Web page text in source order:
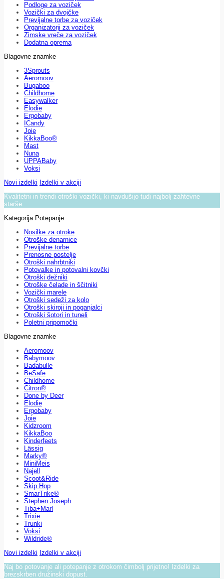
Podloge za voziček
Vozički za dvojčke
Previjalne torbe za voziček
Organizatorji za voziček
Zimske vreče za voziček
Dodatna oprema
Blagovne znamke
3Sprouts
Aeromoov
Bugaboo
Childhome
Easywalker
Elodie
Ergobaby
ICandy
Joie
KikkaBoo®
Mast
Nuna
UPPABaby
Voksi
Novi izdelki Izdelki v akciji
Kvalitetni in trendi otroški vozički, ki navdušijo tudi najbolj zahtevne
starše.
Kategorija Potepanje
Nosilke za otroke
Otroške denarnice
Previjalne torbe
Prenosne postelje
Otroški nahrbtniki
Potovalke in potovalni kovčki
Otroški dežniki
Otroške čelade in ščitniki
Vozički marele
Otroški sedeži za kolo
Otroški skiroji in poganjalci
Otroški šotori in tuneli
Poletni pripomočki
Blagovne znamke
Aeromoov
Babymoov
Badabulle
BeSafe
Childhome
Citron®
Done by Deer
Elodie
Ergobaby
Joie
Kidzroom
KikkaBoo
Kinderfeets
Lässig
Marky®
MiniMeis
Najell
Scoot&Ride
Skip Hop
SmarTrike®
Stephen Joseph
Tiba+Marl
Trixie
Trunki
Voksi
Wildride®
Novi izdelki Izdelki v akciji
Naj bo potovanje ali potepanje z otrokom čimbolj prijetno! Izdelki za
brezskrben družinski dopust.